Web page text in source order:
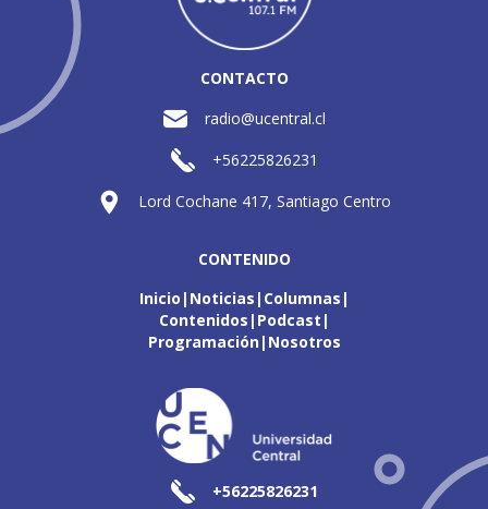
CONTACTO
radio@ucentral.cl
+56225826231
Lord Cochane 417, Santiago Centro
CONTENIDO
Inicio Noticias Columnas
Contenidos Podcast
Programación Nosotros
+56225826231